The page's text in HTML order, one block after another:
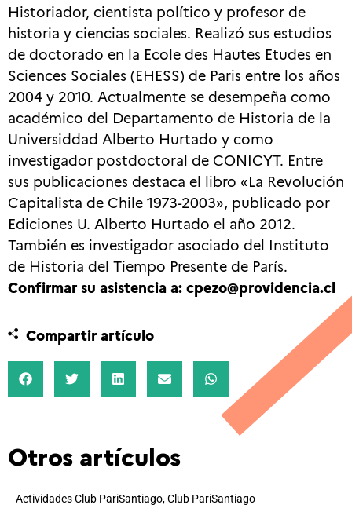
Historiador, cientista político y profesor de
historia y ciencias sociales. Realizó sus estudios
de doctorado en la Ecole des Hautes Etudes en
Sciences Sociales (EHESS) de Paris entre los años
2004 y 2010. Actualmente se desempeña como
académico del Departamento de Historia de la
Universiddad Alberto Hurtado y como
investigador postdoctoral de CONICYT. Entre
sus publicaciones destaca el libro «La Revolución
Capitalista de Chile 1973-2003», publicado por
Ediciones U. Alberto Hurtado el año 2012.
También es investigador asociado del Instituto
de Historia del Tiempo Presente de París.
Confirmar su asistencia a: cpezo@providencia.cl
Compartir artículo
Otros artículos
Actividades Club PariSantiago,Club PariSantiago